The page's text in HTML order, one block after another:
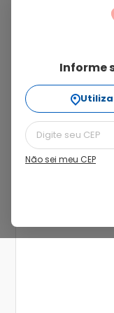
Informe
Não sei meu CEP
Ordenar Por
relevância
19%